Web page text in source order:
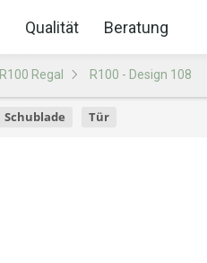
Qualität Beratung
R100 Regal R100 - Design 108
Schublade Tür